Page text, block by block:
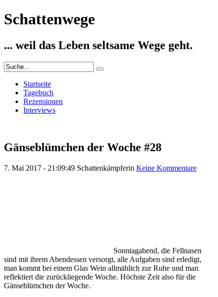
Schattenwege
... weil das Leben seltsame Wege geht.
Startseite
Tagebuch
Rezensionen
Interviews
Gänseblümchen der Woche #28
7. Mai 2017 - 21:09:49 Schattenkämpferin Keine Kommentare
Sonntagabend, die Fellnasen
sind mit ihrem Abendessen versorgt, alle Aufgaben sind erledigt,
man kommt bei einem Glas Wein allmählich zur Ruhe und man
reflektiert die zurückliegende Woche. Höchste Zeit also für die
Gänseblümchen der Woche.